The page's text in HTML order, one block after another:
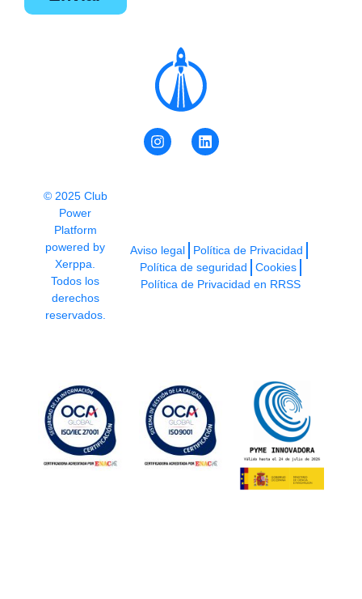
© 2025 Club
Power
Platform
powered by
Xerppa.
Todos los
derechos
reservados.
Aviso legal
Política de Privacidad
Política de seguridad
Cookies
Política de Privacidad en RRSS